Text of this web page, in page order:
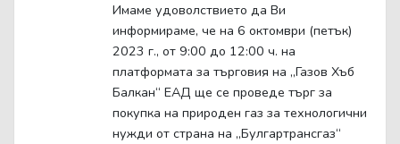
Имаме удоволствието да Ви
информираме, че на 6 октомври (петък)
2023 г., от 9:00 до 12:00 ч. на
платформата за търговия на „Газов Хъб
Балкан“ ЕАД ще се проведе търг за
покупка на природен газ за технологични
нужди от страна на „Булгартрансгаз“